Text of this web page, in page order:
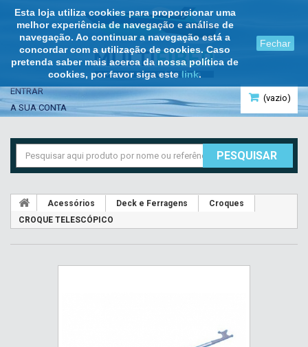
Esta loja utiliza cookies para proporcionar uma
melhor experiência de navegação e análise de
navegação. Ao continuar a navegação está a
concordar com a utilização de cookies. Caso
pretenda saber mais acerca da nossa política de
cookies, por favor siga este link.
Fechar
(vazio)
ENTRAR
A SUA CONTA
PESQUISAR
Acessórios Deck e Ferragens
Croques
CROQUE TELESCÓPICO